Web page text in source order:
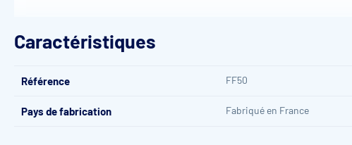
Caractéristiques
Référence FF50
Pays de fabrication Fabriqué en France